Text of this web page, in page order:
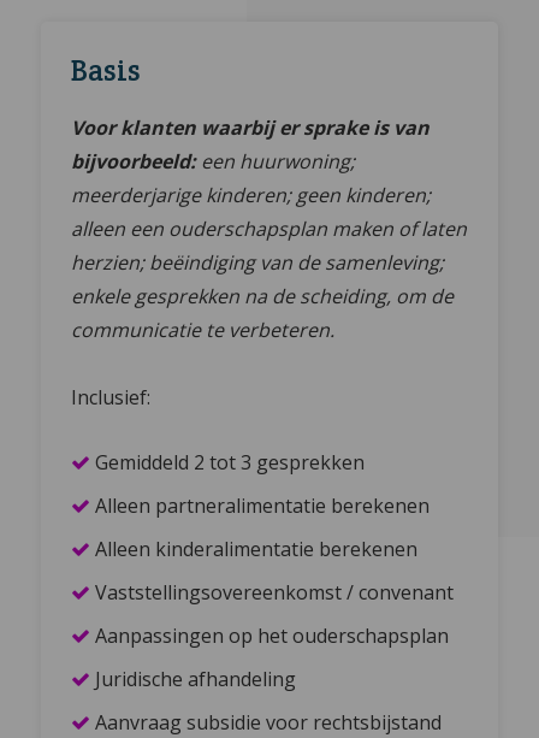
Basis
Voor klanten waarbij er sprake is van
bijvoorbeeld: een huurwoning;
meerderjarige kinderen; geen kinderen;
alleen een ouderschapsplan maken of laten
herzien; beëindiging van de samenleving;
enkele gesprekken na de scheiding, om de
communicatie te verbeteren.
Inclusief:
Gemiddeld 2 tot 3 gesprekken
Alleen partneralimentatie berekenen
Alleen kinderalimentatie berekenen
Vaststellingsovereenkomst / convenant
Aanpassingen op het ouderschapsplan
Juridische afhandeling
Aanvraag subsidie voor rechtsbijstand